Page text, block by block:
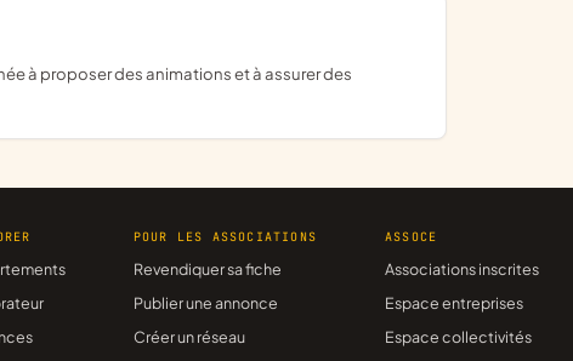
POUR LES ASSOCIATIONS
Revendiquer sa fiche
Publier une annonce
Créer un réseau
ASSOCE
Associations inscrites
Espace entreprises
Espace collectivités